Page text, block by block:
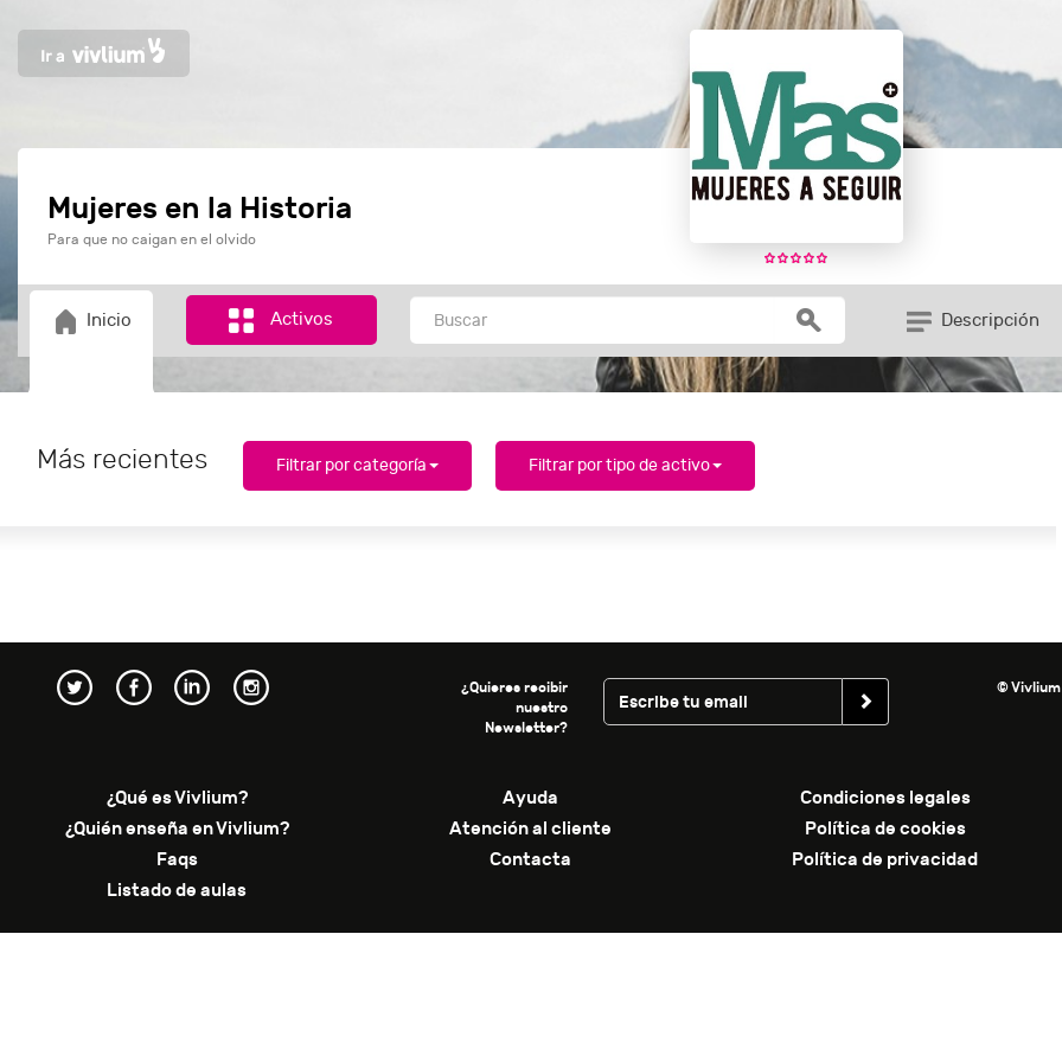
Mujeres en la Historia
Para que no caigan en el olvido
Inicio Activos Descripción
Más recientes Filtrar por categoría Filtrar por tipo de activo
¿Quieres recibir
nuestro
Newsletter?
© Vivlium
¿Qué es Vivlium? Ayuda
Condiciones legales
¿Quién enseña en Vivlium?
Atención al cliente
Política de cookies
Faqs
Contacta
Política de privacidad
Listado de aulas